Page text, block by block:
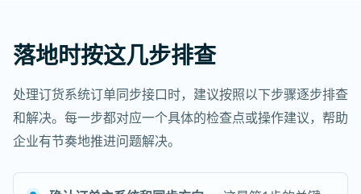
落地时按这几步排查
处理订货系统订单同步接口时，建议按照以下步骤逐步排查
和解决。每一步都对应一个具体的检查点或操作建议，帮助
企业有节奏地推进问题解决。